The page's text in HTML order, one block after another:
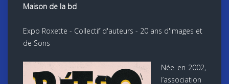
Maison de la bd
Expo Roxette - Collectif d'auteurs - 20 ans d'Images et
de Sons
Née en 2002,
l’association